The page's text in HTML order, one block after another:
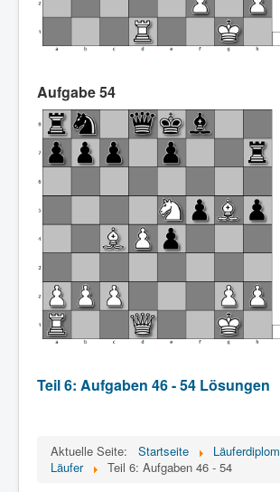
Aufgabe 54
Teil 6: Aufgaben 46 - 54 Lösungen
Aktuelle Seite: Startseite
Läuferdiplom
Läufer
Teil 6: Aufgaben 46 - 54